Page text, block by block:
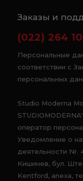
Заказы и
(022) 264
Персональные
соответствии с
персональных
Studio Moderna
оператор
Уведомление о
деятельности Nr.
Кишинев, бул.
Kentford, anexa,